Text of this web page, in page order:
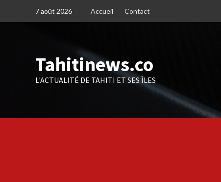
7 août 2026 Accueil Contact
Tahitinews.co
L'ACTUALITÉ DE TAHITI ET SES ÎLES